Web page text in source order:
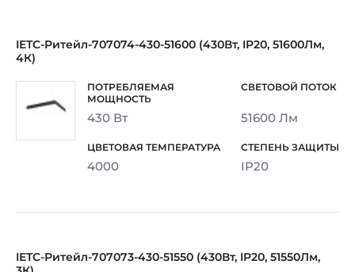
IETC-Ритейл-707074-430-51600 (430Вт, IP20, 51600Лм,
4К)
430 Вт 51600 Лм
4000 IP20
IETC-Ритейл-707073-430-51550 (430Вт, IP20, 51550Лм,